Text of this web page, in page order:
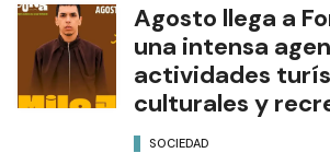
Agosto llega a
una intensa
actividades
culturales y
SOCIEDAD